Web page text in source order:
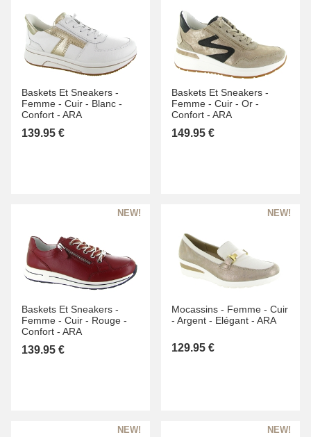
Baskets Et Sneakers -
Femme - Cuir - Blanc -
Confort - ARA
139.95 €
Baskets Et Sneakers -
Femme - Cuir - Or -
Confort - ARA
149.95 €
Baskets Et Sneakers -
Femme - Cuir - Rouge -
Confort - ARA
139.95 €
Mocassins - Femme - Cuir
- Argent - Elégant - ARA
129.95 €